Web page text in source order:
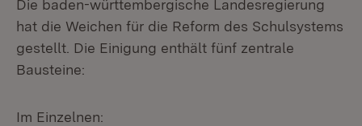
Die baden-württembergische Landesregierung
hat die Weichen für die Reform des Schulsystems
gestellt. Die Einigung enthält fünf zentrale
Bausteine:
Im Einzelnen: